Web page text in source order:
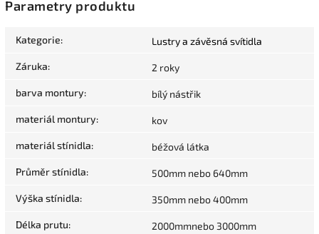
Parametry produktu
Kategorie: Lustry a závěsná svítidla
Záruka: 2 roky
barva montury: bílý nástřik
materiál montury: kov
materiál stínidla: béžová látka
Průměr stínidla: 500mm nebo 640mm
Výška stínidla: 350mm nebo 400mm
Délka prutu: 2000mmnebo 3000mm